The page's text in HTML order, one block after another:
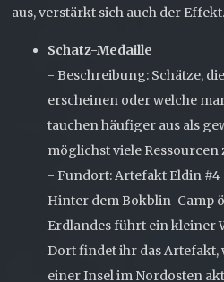
aus, verstärkt sich auch der Effekt.
Schatz-Medaille
- Beschreibung: Schätze,
erscheinen oder welche
tauchen häufiger aus als
möglichst viele Ressourcen
- Fundort: Artefakt Eldin #4
Hinter dem Bokblin-Camp
Erdlandes führt ein kleiner
Dort findet ihr das Artefakt,
einer Insel im Nordosten